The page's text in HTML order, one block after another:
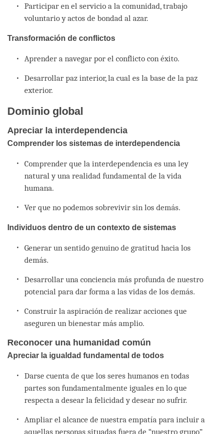
Participar en el servicio a la comunidad, trabajo
voluntario y actos de bondad al azar.
Transformación de conflictos
Aprender a navegar por el conflicto con éxito.
Desarrollar paz interior, la cual es la base de la paz
exterior.
Dominio global
Apreciar la interdependencia
Comprender los sistemas de interdependencia
Comprender que la interdependencia es una ley
natural y una realidad fundamental de la vida
humana.
Ver que no podemos sobrevivir sin los demás.
Individuos dentro de un contexto de sistemas
Generar un sentido genuino de gratitud hacia los
demás.
Desarrollar una conciencia más profunda de nuestro
potencial para dar forma a las vidas de los demás.
Construir la aspiración de realizar acciones que
aseguren un bienestar más amplio.
Reconocer una humanidad común
Apreciar la igualdad fundamental de todos
Darse cuenta de que los seres humanos en todas
partes son fundamentalmente iguales en lo que
respecta a desear la felicidad y desear no sufrir.
Ampliar el alcance de nuestra empatía para incluir a
aquellas personas situadas fuera de “nuestro grupo”